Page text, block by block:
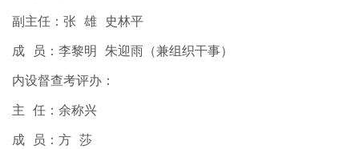
副主任：张 雄 史林平
成 员：李黎明 朱迎雨（兼组织干事）
内设督查考评办：
主 任：余称兴
成 员：方 莎